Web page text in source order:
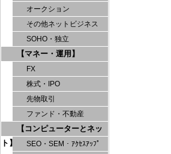
オークション
その他ネットビジネス
SOHO・独立
【マネー・運用】
FX
株式・IPO
先物取引
ファンド・不動産
【コンピューターとネッ
ト】
SEO・SEM・ｱｸｾｽｱｯﾌﾟ